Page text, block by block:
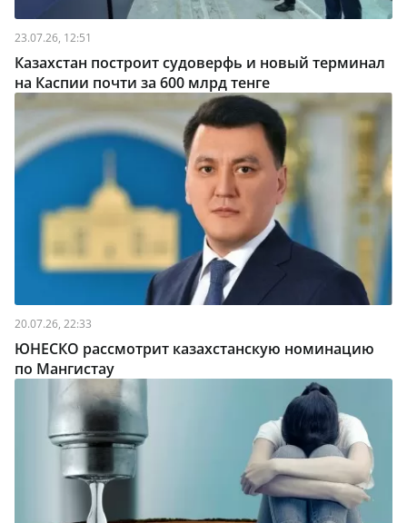
23.07.26, 12:51
Казахстан построит судоверфь и новый терминал
на Каспии почти за 600 млрд тенге
20.07.26, 22:33
ЮНЕСКО рассмотрит казахстанскую номинацию
по Мангистау